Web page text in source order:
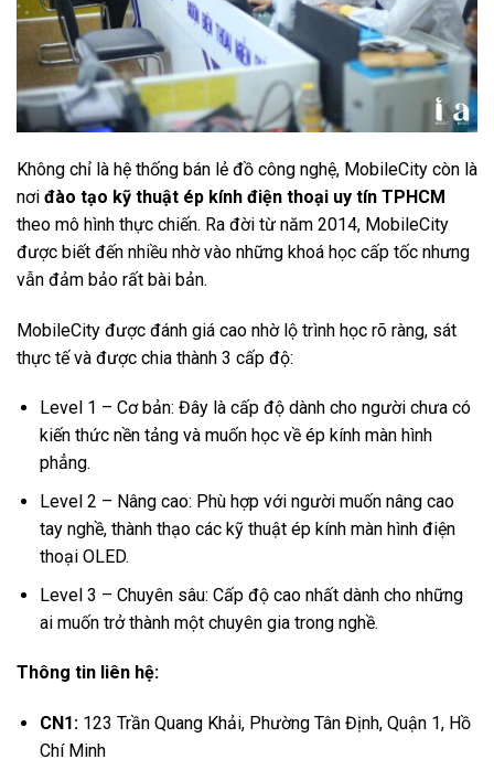
Không chỉ là hệ thống bán lẻ đồ công nghệ, MobileCity còn là
nơi đào tạo kỹ thuật ép kính điện thoại uy tín TPHCM
theo mô hình thực chiến. Ra đời từ năm 2014, MobileCity
được biết đến nhiều nhờ vào những khoá học cấp tốc nhưng
vẫn đảm bảo rất bài bản.
MobileCity được đánh giá cao nhờ lộ trình học rõ ràng, sát
thực tế và được chia thành 3 cấp độ:
Level 1 – Cơ bản: Đây là cấp độ dành cho người chưa có
kiến thức nền tảng và muốn học về ép kính màn hình
phẳng.
Level 2 – Nâng cao: Phù hợp với người muốn nâng cao
tay nghề, thành thạo các kỹ thuật ép kính màn hình điện
thoại OLED.
Level 3 – Chuyên sâu: Cấp độ cao nhất dành cho những
ai muốn trở thành một chuyên gia trong nghề.
Thông tin liên hệ:
CN1:123 Trần Quang Khải, Phường Tân Định, Quận 1, Hồ
Chí Minh